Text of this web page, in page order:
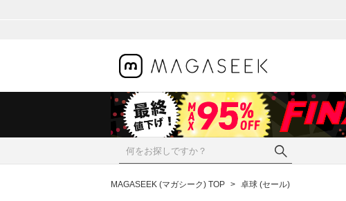
MAGASEEK (マガシーク) TOP > 卓球 (セール)